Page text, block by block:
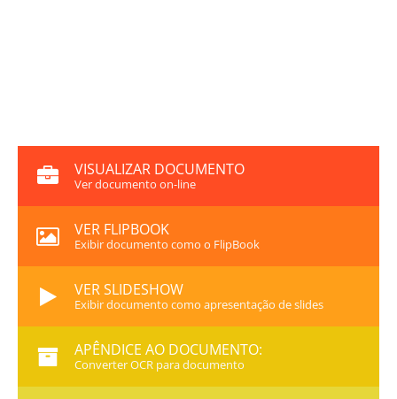
VISUALIZAR DOCUMENTO
Ver documento on-line
VER FLIPBOOK
Exibir documento como o FlipBook
VER SLIDESHOW
Exibir documento como apresentação de slides
APÊNDICE AO DOCUMENTO:
Converter OCR para documento